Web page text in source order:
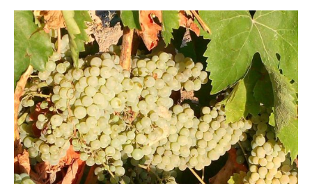
En
plena
vendimia
en
Bodegas
Miguel
Aguado